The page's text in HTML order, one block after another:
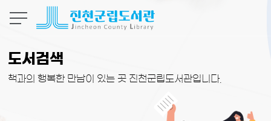
도서검색
책과의 행복한 만남이 있는 곳 진천군립도서관입니다.